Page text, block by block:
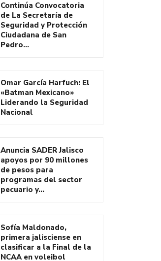
Continúa Convocatoria
de La Secretaría de
Seguridad y Protección
Ciudadana de San
Pedro…
Omar García Harfuch: El
«Batman Mexicano»
Liderando la Seguridad
Nacional
Anuncia SADER Jalisco
apoyos por 90 millones
de pesos para
programas del sector
pecuario y…
Sofía Maldonado,
primera jalisciense en
clasificar a la Final de la
NCAA en voleibol